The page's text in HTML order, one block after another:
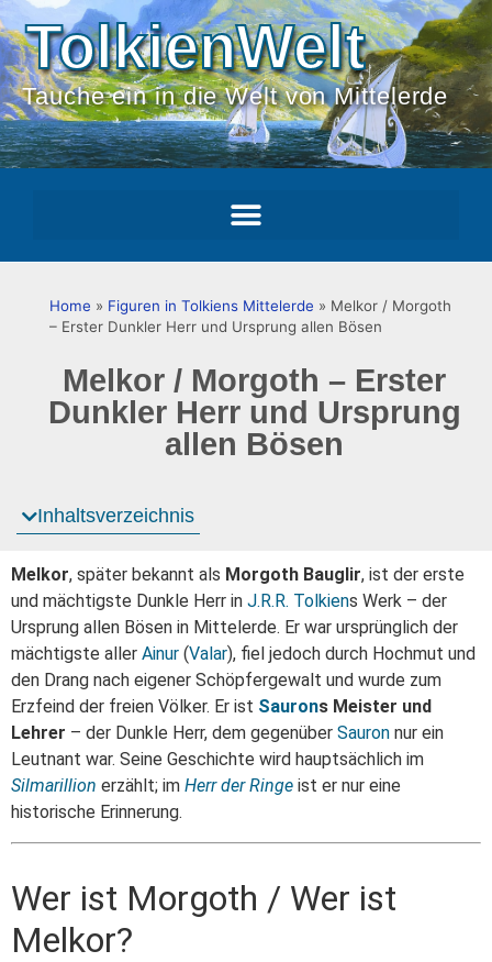
TolkienWelt
Tauche ein in die Welt von Mittelerde
Home » Figuren in Tolkiens Mittelerde » Melkor / Morgoth
– Erster Dunkler Herr und Ursprung allen Bösen
Melkor / Morgoth – Erster
Dunkler Herr und Ursprung
allen Bösen
Inhaltsverzeichnis
Melkor, später bekannt als Morgoth Bauglir, ist der erste
und mächtigste Dunkle Herr in J.R.R. Tolkiens Werk – der
Ursprung allen Bösen in Mittelerde. Er war ursprünglich der
mächtigste aller Ainur (Valar), fiel jedoch durch Hochmut und
den Drang nach eigener Schöpfergewalt und wurde zum
Erzfeind der freien Völker. Er ist Saurons Meister und
Lehrer – der Dunkle Herr, dem gegenüber Sauron nur ein
Leutnant war. Seine Geschichte wird hauptsächlich im
Silmarillion erzählt; im Herr der Ringe ist er nur eine
historische Erinnerung.
Wer ist Morgoth / Wer ist
Melkor?